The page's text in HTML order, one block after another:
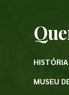
MUSEU